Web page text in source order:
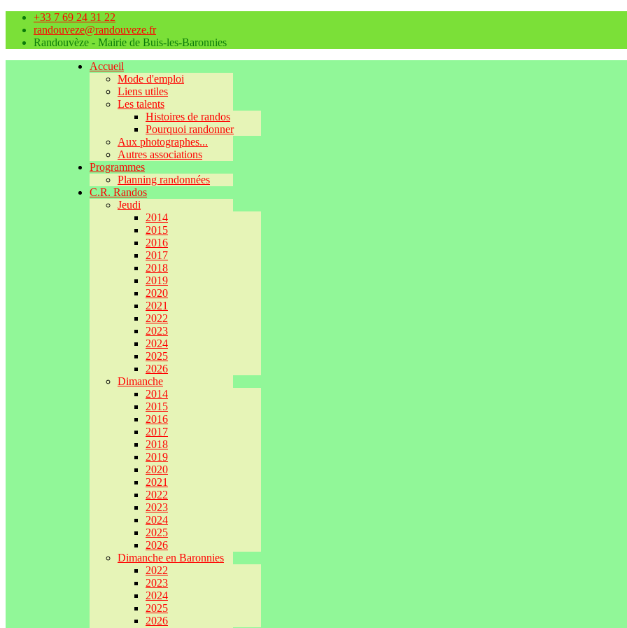
+33 7 69 24 31 22
randouveze@randouveze.fr
Randouvèze - Mairie de Buis-les-Baronnies
Accueil
Mode d'emploi
Liens utiles
Les talents
Histoires de randos
Pourquoi randonner
Aux photographes...
Autres associations
Programmes
Planning randonnées
C.R. Randos
Jeudi
2014
2015
2016
2017
2018
2019
2020
2021
2022
2023
2024
2025
2026
Dimanche
2014
2015
2016
2017
2018
2019
2020
2021
2022
2023
2024
2025
2026
Dimanche en Baronnies
2022
2023
2024
2025
2026